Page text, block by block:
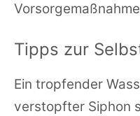
Tipps zur
Ein tropfender
verstopfter Siphon